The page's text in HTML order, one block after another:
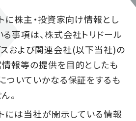
に株主・投資家向け情報とし
事項は、株式会社トリドール
スおよび関連会社(以下当社)の
報等の提供を目的としたも
ついていかなる保証をするも
。
には当社が開示している情報